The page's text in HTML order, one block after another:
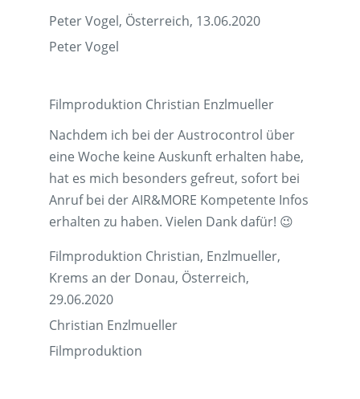
Peter Vogel, Österreich, 13.06.2020
Peter Vogel
Filmproduktion Christian Enzlmueller
Nachdem ich bei der Austrocontrol über
eine Woche keine Auskunft erhalten habe,
hat es mich besonders gefreut, sofort bei
Anruf bei der AIR&MORE Kompetente Infos
erhalten zu haben. Vielen Dank dafür! 😉
Filmproduktion Christian, Enzlmueller,
Krems an der Donau, Österreich,
29.06.2020
Christian Enzlmueller
Filmproduktion